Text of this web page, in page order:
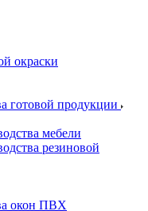
окраски
готовой продукции
мебели
резиновой
окон ПВХ